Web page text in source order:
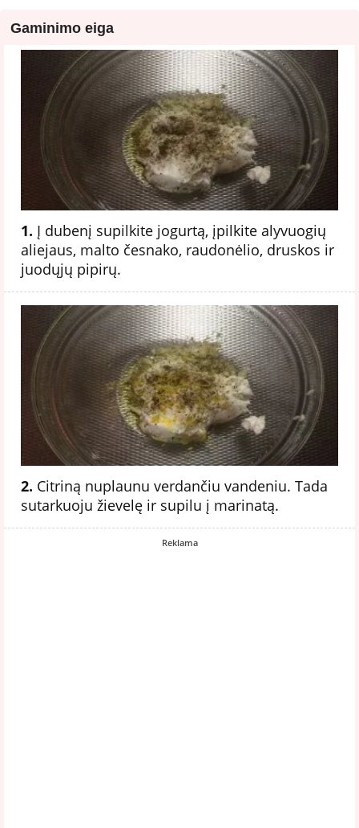
Gaminimo eiga
1. Į dubenį supilkite jogurtą, įpilkite alyvuogių
aliejaus, malto česnako, raudonėlio, druskos ir
juodųjų pipirų.
2. Citriną nuplaunu verdančiu vandeniu. Tada
sutarkuoju žievelę ir supilu į marinatą.
Reklama